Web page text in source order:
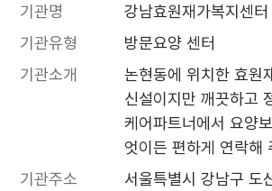
기관명
강남효원재가복지센터
기관유형
방문요양 센터
기관소개
논현동에 위치한 효원
신설이지만 깨끗하고
케어파트너에서 요양
기관주소
서울특별시 강남구